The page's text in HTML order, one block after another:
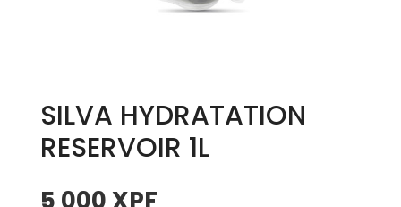
SILVA HYDRATATION
RESERVOIR 1L